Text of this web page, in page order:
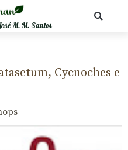
M. M. Santos
Cycnoches e